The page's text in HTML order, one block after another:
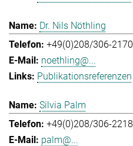
Dr. Nils Nöthling
+49(0)208/306-2170
noethling@...
Publikationsreferenzen
Silvia Palm
+49(0)208/306-2218
palm@...